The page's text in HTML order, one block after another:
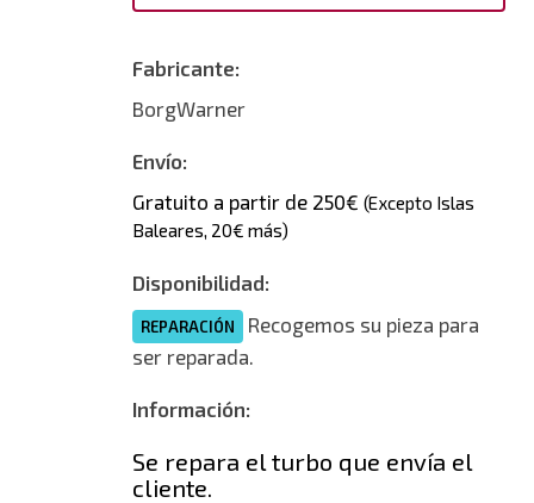
Fabricante:
BorgWarner
Envío:
Gratuito a partir de 250€ (Excepto Islas
Baleares, 20€ más)
Disponibilidad:
REPARACIÓN
Recogemos su pieza para
ser reparada.
Información:
Se repara el turbo que envía el
cliente.